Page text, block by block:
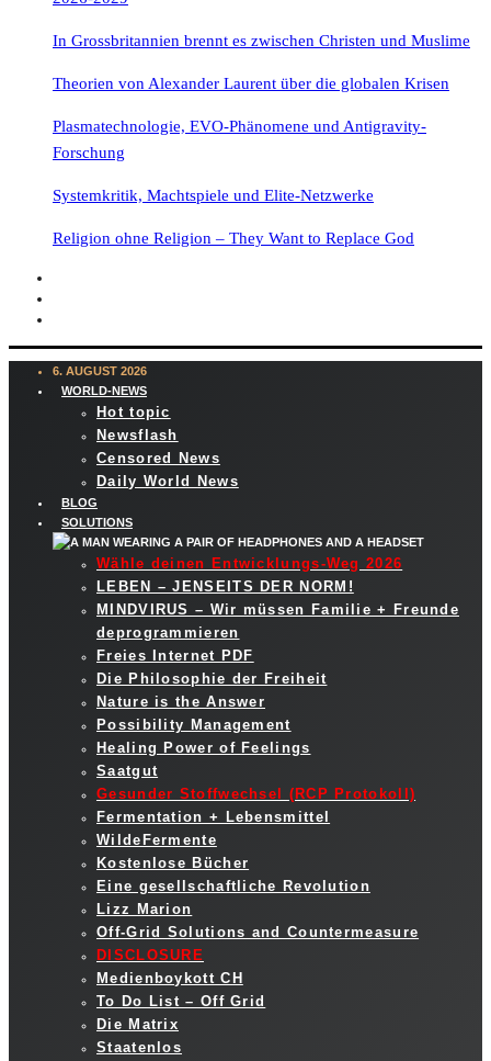
In Grossbritannien brennt es zwischen Christen und Muslime
Theorien von Alexander Laurent über die globalen Krisen
Plasmatechnologie, EVO-Phänomene und Antigravity-
Forschung
Systemkritik, Machtspiele und Elite-Netzwerke
Religion ohne Religion – They Want to Replace God
6. AUGUST 2026
WORLD-NEWS
Hot topic
Newsflash
Censored News
Daily World News
BLOG
SOLUTIONS
Wähle deinen Entwicklungs-Weg 2026
LEBEN – JENSEITS DER NORM!
MINDVIRUS – Wir müssen Familie + Freunde
deprogrammieren
Freies Internet PDF
Die Philosophie der Freiheit
Nature is the Answer
Possibility Management
Healing Power of Feelings
Saatgut
Gesunder Stoffwechsel (RCP Protokoll)
Fermentation + Lebensmittel
WildeFermente
Kostenlose Bücher
Eine gesellschaftliche Revolution
Lizz Marion
Off-Grid Solutions and Countermeasure
DISCLOSURE
Medienboykott CH
To Do List – Off Grid
Die Matrix
Staatenlos